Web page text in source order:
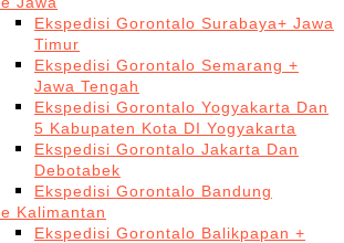
Ekspedisi Gorontalo Surabaya+ Jawa
Timur
Ekspedisi Gorontalo Semarang +
Jawa Tengah
Ekspedisi Gorontalo Yogyakarta Dan
5 Kabupaten Kota DI Yogyakarta
Ekspedisi Gorontalo Jakarta Dan
Debotabek
Ekspedisi Gorontalo Bandung
Kalimantan
Ekspedisi Gorontalo Balikpapan +